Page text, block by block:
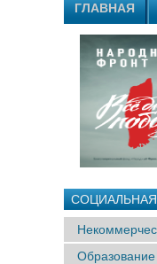
ГЛАВНАЯ
Образование